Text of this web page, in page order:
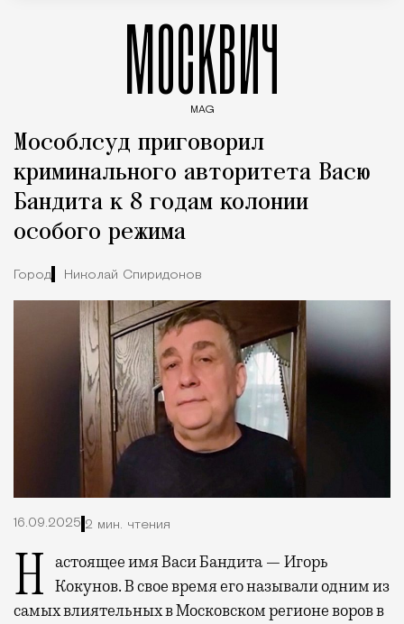
МОСКВИЧ
MAG
Мособлсуд приговорил
криминального авторитета Васю
Бандита к 8 годам колонии
особого режима
Город Николай Спиридонов
16.09.2025 2 мин. чтения
Настоящее имя Васи Бандита — Игорь Кокунов. В свое время его называли одним из
самых влиятельных в Московском регионе воров в